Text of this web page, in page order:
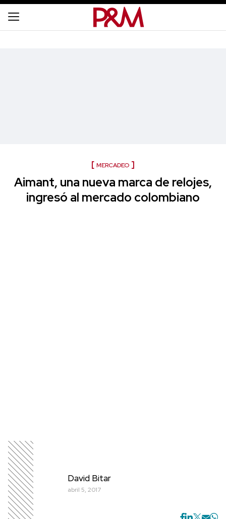
MERCADEO
Aimant, una nueva marca de relojes,
ingresó al mercado colombiano
David Bitar
abril 5, 2017